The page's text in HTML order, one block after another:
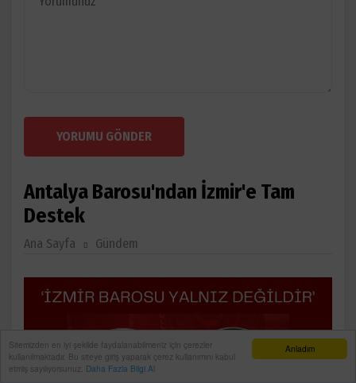
Anladım
Sitemizden en iyi şekilde faydalanabilmeniz için çerezler
kullanılmaktadır. Bu siteye giriş yaparak çerez kullanımını kabul
etmiş sayılıyorsunuz. Daha Fazla Bilgi Al
YORUMU GÖNDER
Antalya Barosu'ndan İzmir'e Tam
Destek
Ana Sayfa Gündem